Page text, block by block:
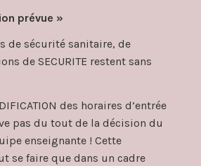
prévue »
de sécurité sanitaire, de
de SECURITE restent sans
des horaires d’entrée
pas du tout de la décision du
enseignante ! Cette
se faire que dans un cadre